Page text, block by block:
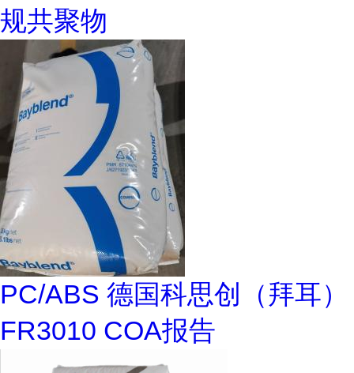
规共聚物
PC/ABS 德国科思创（拜耳）
FR3010 COA报告